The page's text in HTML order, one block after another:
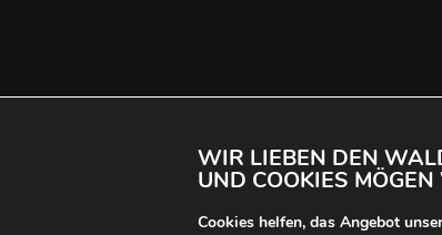
WIR LIEBEN DEN
UND COOKIES
Cookies helfen, das Angebot